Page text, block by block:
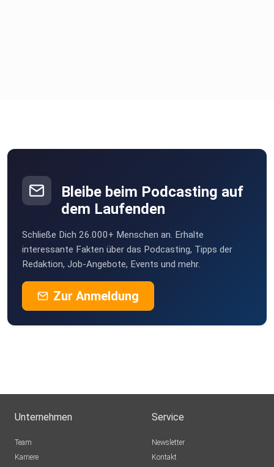
Bleibe beim Podcasting auf
dem Laufenden
Schließe Dich 26.000+ Menschen an. Erhalte
interessante Fakten über das Podcasting, Tipps der
Redaktion, Job-Angebote, Events und mehr.
Zur Anmeldung
Unternehmen
Team
Karriere
Service
Newsletter
Kontakt